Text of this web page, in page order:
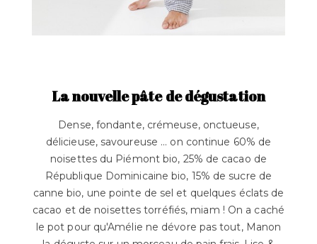
La nouvelle pâte de dégustation
Dense, fondante, crémeuse, onctueuse,
délicieuse, savoureuse ... on continue 60% de
noisettes du Piémont bio, 25% de cacao de
République Dominicaine bio, 15% de sucre de
canne bio, une pointe de sel et quelques éclats de
cacao et de noisettes torréfiés, miam ! On a caché
le pot pour qu'Amélie ne dévore pas tout, Manon